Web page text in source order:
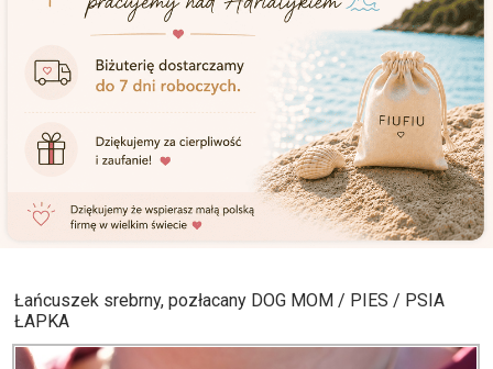
Łańcuszek srebrny, pozłacany DOG MOM / PIES / PSIA
ŁAPKA